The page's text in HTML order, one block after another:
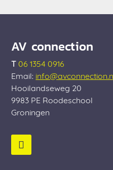
AV connection
T 06 1354 0916
Email:
Hooilandseweg 20
9983 PE Roodeschool
Groningen